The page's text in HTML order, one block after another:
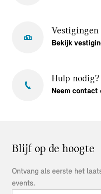
Vestigingen
Bekijk
Hulp nodig?
Neem contact
Blijf op de hoogte
Ontvang als eerste het
events.